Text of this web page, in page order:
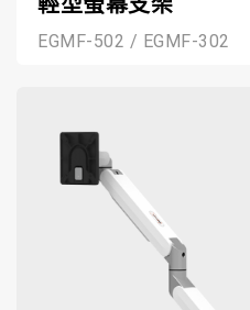
EGMF-502 / EGMF-302